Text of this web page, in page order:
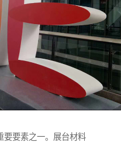
要要素之一。展台材料